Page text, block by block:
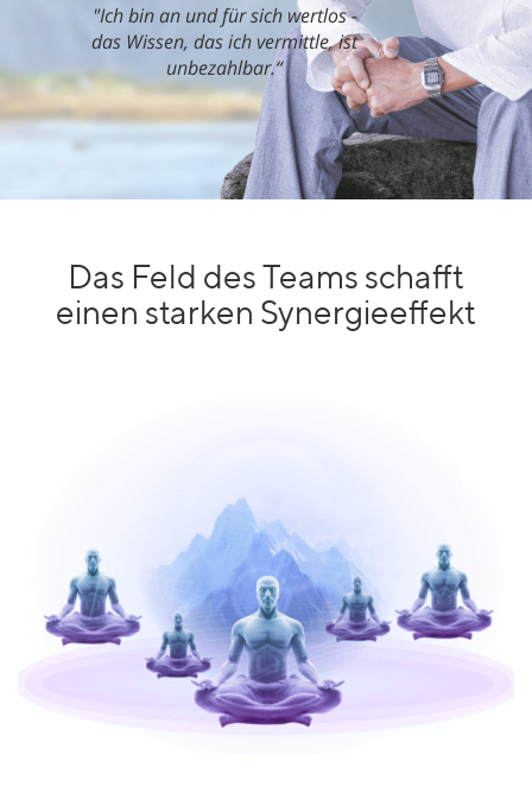
"Ich bin an und für sich wertlos -
das Wissen, das ich vermittle, ist
unbezahlbar.“
Das Feld des Teams schafft
einen starken Synergieeffekt